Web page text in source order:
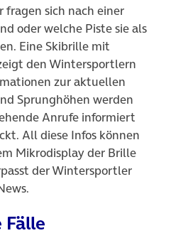
fragen sich nach einer
oder welche Piste sie als
Eine Skibrille mit
den Wintersportlern
zur aktuellen
Sprunghöhen werden
Anrufe informiert
All diese Infos können
Mikrodisplay der Brille
der Wintersportler